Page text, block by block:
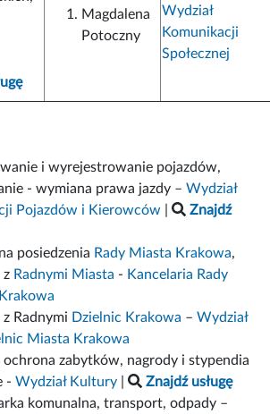
Magdalena
Potoczny
Wydział
Komunikacji
Społecznej
i wyrejestrowanie pojazdów,
- wymiana prawa jazdy –Wydział
Pojazdów i Kierowców |
Znajdź
posiedzenia Rady Miasta Krakowa,
z Radnymi Miasta - Kancelaria Rady
Radnymi Dzielnic Krakowa –Wydział
Miasta Krakowa
ochrona zabytków, nagrody i stypendia
-Wydział Kultury |
Znajdź usługę
komunalna, transport, odpady –